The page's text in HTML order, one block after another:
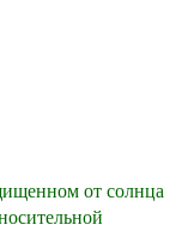
от солнца